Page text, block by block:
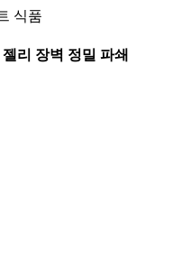
식품
리 장벽 정밀 파쇄